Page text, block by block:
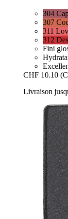
304
307
311
312
Fini
CHF 10.10
Livraison